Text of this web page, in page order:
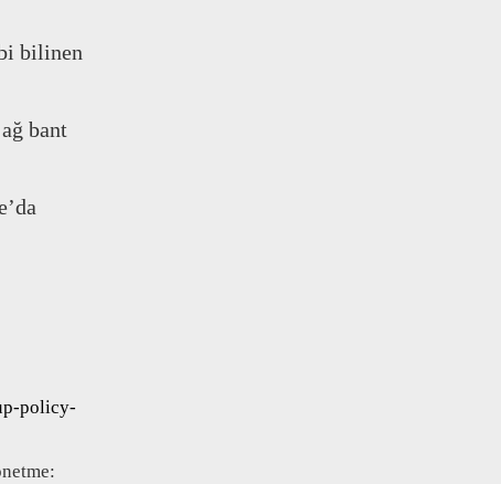
bilinen
bant
policy-